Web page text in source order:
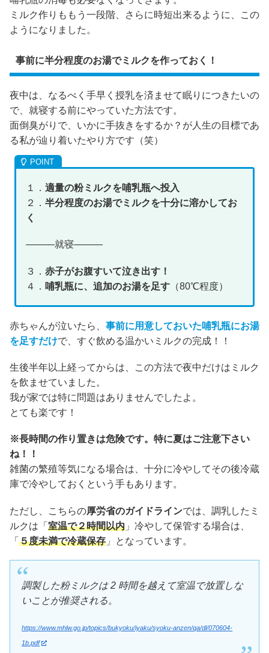
ミルク作りももう一段階、さらに時短出来るように、この
ようになりました。
事前に半分程度のお湯でミルクを作っておく！
夜中は、なるべく手早く授乳を済ませて眠りにつきたいの
で、就寝する前にやっていた方法です。
面倒臭がりで、いかに手抜きをするか？が人生の目標であ
る私が辿り着いたやり方です（笑）
１．適量の粉ミルクを哺乳瓶へ投入
２．半分程度のお湯でミルクを十分に溶かしてお
く
―――就寝―――
３．赤子がお腹すいて泣き出す！
４． 哺乳瓶に、追加のお湯を足す （80℃程度）
赤ちゃんが泣いたら、 事前に用意しておいた哺乳瓶にお湯
を足すだけで、すぐ飲める温かいミルクの完成！！
生後半年以上経ってからは、この方法で夜中だけはミルク
を飲ませていました。
我が家では特に問題はありませんでしたよ。
とても楽です！
※長時間の作り置きは危険です。特に夏はご注意下さい
ね！！
雑菌の繁殖等気になる場合は、十分に冷やしてその後冷蔵
庫で冷やしておくという手もあります。
ただし、こちらの厚労省のガイドラインでは、調乳したミ
ルクは「 室温で２時間以内 」冷やして保管する場合は、
「 ５度未満で冷蔵保存 」となっています。
調製した粉ミルクは 2 時間を越えて室温で放置しな
いことが推奨される。
https://www.mhlw.go.jp/topics/bukyoku/iyaku/syoku-anzen/qa/dl/070604-
1b.pdf